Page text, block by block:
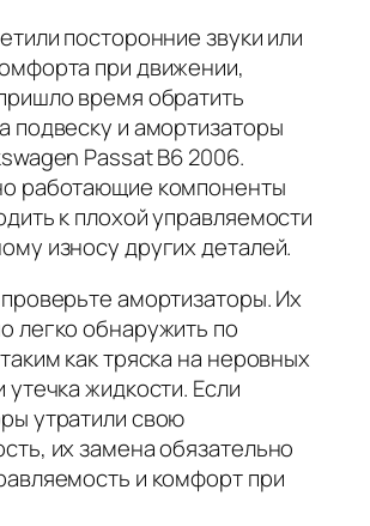
посторонние звуки или
при движении,
время обратить
подвеску и амортизаторы
Passat B6 2006.
работающие компоненты
к плохой управляемости
износу других деталей.
амортизаторы. Их
легко обнаружить по
как тряска на неровных
утечка жидкости. Если
утратили свою
их замена обязательно
и комфорт при